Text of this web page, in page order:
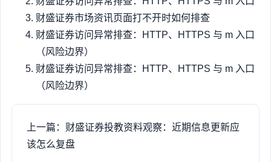
财盛证券市场资讯页面打不开时如何排查
财盛证券访问异常排查：HTTP、HTTPS 与 m 入口
（风险边界）
财盛证券访问异常排查：HTTP、HTTPS 与 m 入口
（风险边界）
上一篇：财盛证券投教资料观察：近期信息更新应
该怎么复盘